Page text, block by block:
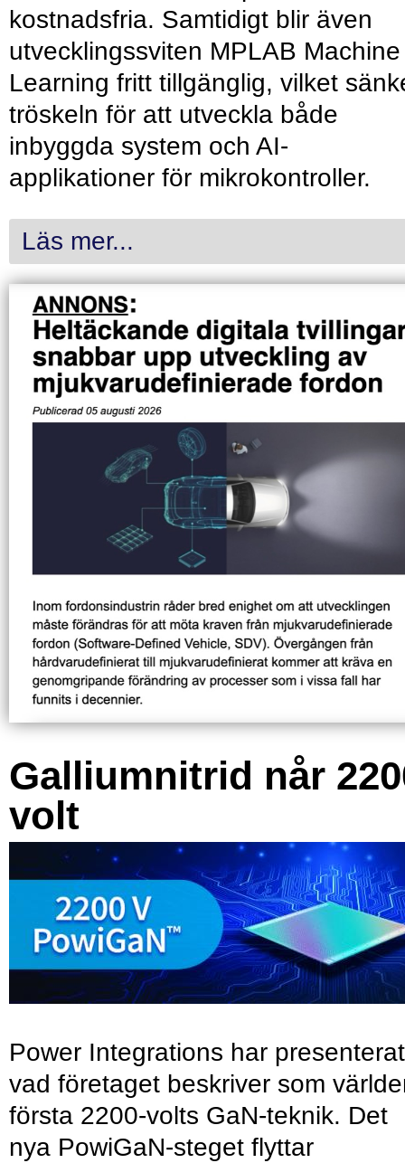
kostnadsfria. Samtidigt blir även
utvecklingssviten MPLAB Machine
Learning fritt tillgänglig, vilket
tröskeln för att utveckla både
inbyggda system och AI-
applikationer för mikrokontroller.
Läs mer...
Galliumnitrid når
volt
Power Integrations har presenterat
vad företaget beskriver som
första 2200-volts GaN-teknik. Det
nya PowiGaN-steget flyttar